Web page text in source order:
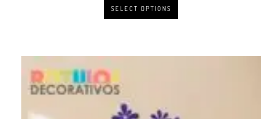
SELECT OPTIONS